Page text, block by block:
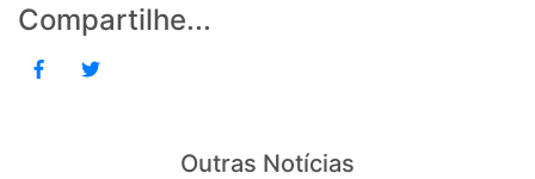
Compartilhe...
Outras Notícias